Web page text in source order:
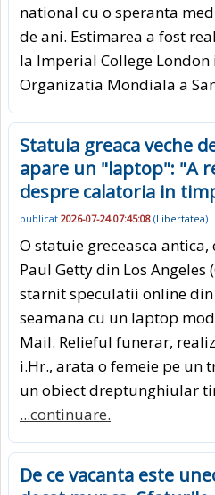
national cu o speranta
de ani. Estimarea a fost
la Imperial College
Organizatia Mondiala a
Statuia greaca veche
apare un "laptop": "A
despre calatoria in
publicat 2026-07-24 07:45:08 (Libertatea)
O statuie greceasca antica,
Paul Getty din Los Angeles
starnit speculatii online
seamana cu un laptop
Mail. Relieful funerar,
i.Hr., arata o femeie pe un
un obiect dreptunghiular
...continuare.
De ce vacanta este